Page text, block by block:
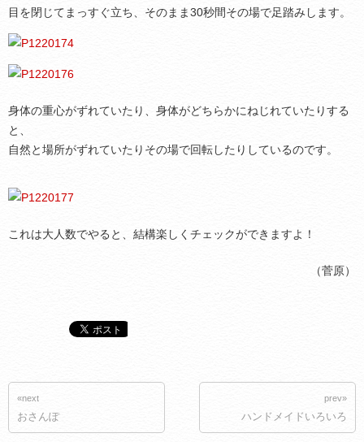
目を閉じてまっすぐ立ち、そのまま30秒間その場で足踏みします。
身体の重心がずれていたり、身体がどちらかにねじれていたりする
と、
自然と場所がずれていたりその場で回転したりしているのです。
これは大人数でやると、結構楽しくチェックができますよ！
（菅原）
«next
おさんぽ
prev»
ハンドメイドいろいろ